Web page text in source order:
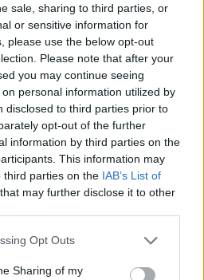
sale, sharing to third parties, or
or sensitive information for
please use the below opt-out
Please note that after your
you may continue seeing
personal information utilized by
disclosed to third parties prior to
opt-out of the further
information by third parties on the
This information may
third parties on the IAB’s List of
that may further disclose it to other
app uses one or more Google
behaviour. You may click to
Opt Outs
Sharing of my
Ειδήσεις από την Ελλάδα
που συμβαίνουν, στο